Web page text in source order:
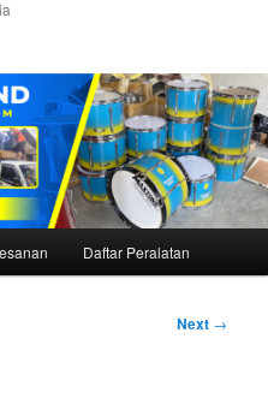
Daftar Peralatan
Next →